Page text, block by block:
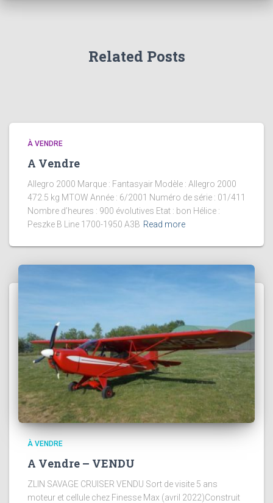
Related Posts
À VENDRE
A Vendre
Allegro 2000 Marque : Fantasyair Modèle : Allegro 2000
472.5 kg MTOW Année : 6/2001 Numéro de série : 01/411
Nombre d’heures : 900 évolutives Etat : bon Hélice :
Peszke B Line 1700-1950 A3B Read more
À VENDRE
A Vendre – VENDU
ZLIN SAVAGE CRUISER VENDU Sort de visite 5 ans
moteur et cellule chez Finesse Max (avril 2022)Construit